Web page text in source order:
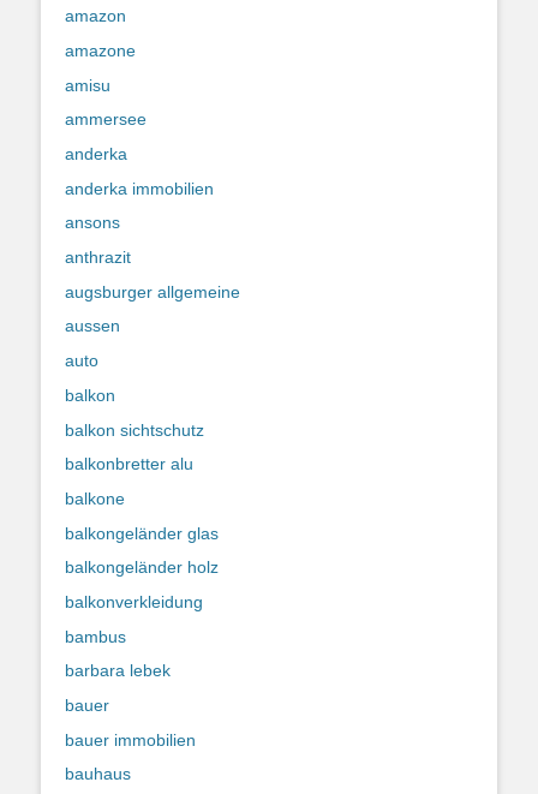
amazon
amazone
amisu
ammersee
anderka
anderka immobilien
ansons
anthrazit
augsburger allgemeine
aussen
auto
balkon
balkon sichtschutz
balkonbretter alu
balkone
balkongeländer glas
balkongeländer holz
balkonverkleidung
bambus
barbara lebek
bauer
bauer immobilien
bauhaus